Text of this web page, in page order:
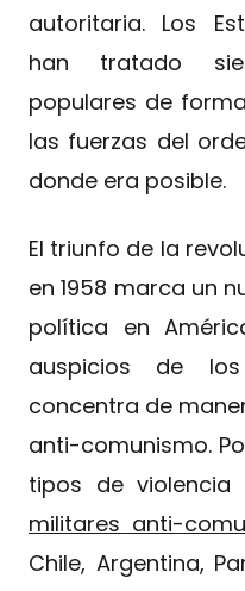
autoritaria. Los
han tratado
populares de
las fuerzas del
donde era posible.
El triunfo de la
en 1958 marca un
política en
auspicios de
concentra de
anti-comunismo.
tipos de violencia
militares anti-
Chile, Argentina,